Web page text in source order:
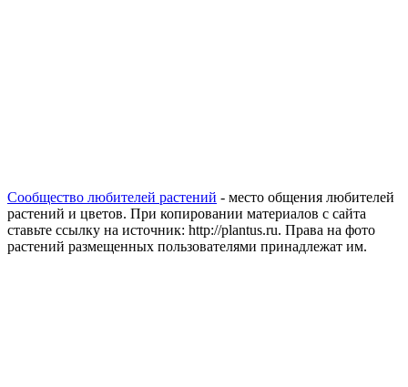
Сообщество любителей растений - место общения любителей
растений и цветов. При копировании материалов с сайта
ставьте ссылку на источник: http://plantus.ru. Права на фото
растений размещенных пользователями принадлежат им.